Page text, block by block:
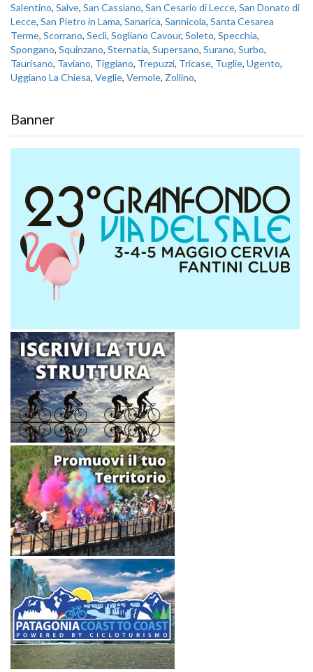
Salentino, Salve, San Cassiano, San Cesario di Lecce, San Donato di
Lecce, San Pietro in Lama, Sanarica, Sannicola, Santa Cesarea
Terme, Scorrano, Seclì, Sogliano Cavour, Soleto, Specchia,
Spongano, Squinzano, Sternatia, Supersano, Surano, Surbo,
Taurisano, Taviano, Tiggiano, Trepuzzi, Tricase, Tuglie, Ugento,
Uggiano La Chiesa, Veglie, Vernole, Zollino,
Banner